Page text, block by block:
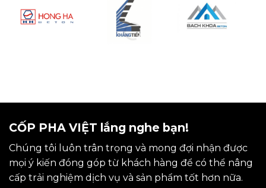
CỐP PHA VIỆT lắng nghe bạn!
Chúng tôi luôn trân trọng và mong đợi nhận được
mọi ý kiến đóng góp từ khách hàng để có thể nâng
cấp trải nghiệm dịch vụ và sản phẩm tốt hơn nữa.